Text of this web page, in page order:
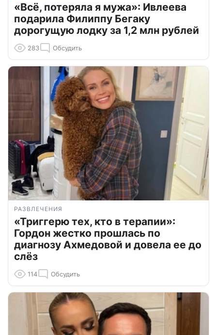
«Всё, потеряла я мужа»: Ивлеева
подарила Филиппу Бегаку
дорогущую лодку за 1,2 млн рублей
283 Обсудить
РАЗВЛЕЧЕНИЯ
«Триггерю тех, кто в терапии»:
Гордон жестко прошлась по
диагнозу Ахмедовой и довела ее до
слёз
114 Обсудить